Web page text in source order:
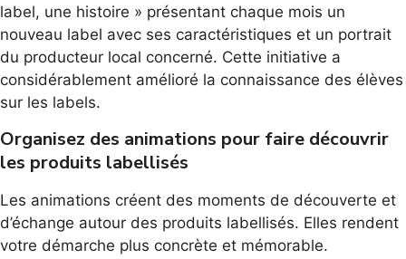
label, une histoire » présentant chaque mois un
nouveau label avec ses caractéristiques et un portrait
du producteur local concerné. Cette initiative a
considérablement amélioré la connaissance des élèves
sur les labels.
Organisez des animations pour faire découvrir
les produits labellisés
Les animations créent des moments de découverte et
d’échange autour des produits labellisés. Elles rendent
votre démarche plus concrète et mémorable.